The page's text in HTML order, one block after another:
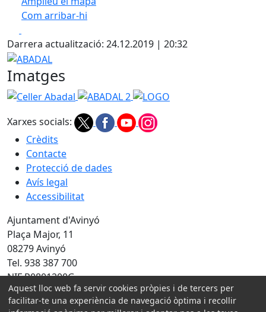
Com arribar-hi
+
−
Darrera actualització: 24.12.2019 | 20:32
ABADAL
Imatges
Celler Abadal ABADAL 2 LOGO
Xarxes socials:
Crèdits
Contacte
Protecció de dades
Avís legal
Accessibilitat
Ajuntament d'Avinyó
Plaça Major, 11
08279 Avinyó
Tel. 938 387 700
NIF P0801200G
Amb la col·laboració de:
Aquest lloc web fa servir cookies pròpies i de tercers per
facilitar-te una experiència de navegació òptima i recollir